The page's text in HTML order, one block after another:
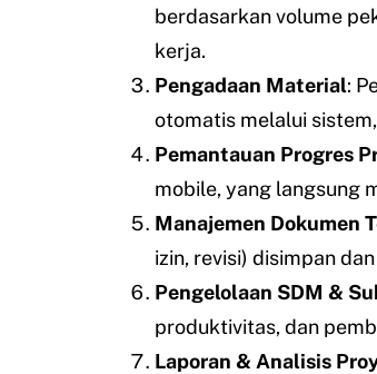
berdasarkan volume
kerja.
Pengadaan Material:
otomatis melalui
Pemantauan Progres
mobile, yang langsung
Manajemen Dokumen
izin, revisi) disimpan
Pengelolaan SDM &
produktivitas, dan
Laporan & Analisis